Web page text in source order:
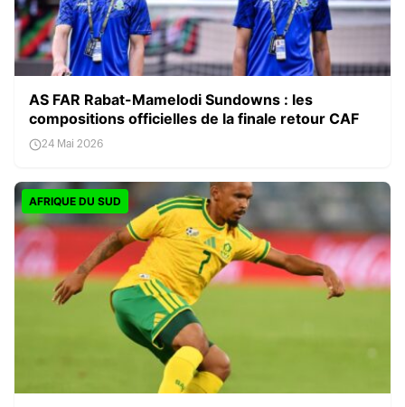
AS FAR Rabat-Mamelodi Sundowns : les
compositions officielles de la finale retour CAF
24 Mai 2026
AFRIQUE DU SUD